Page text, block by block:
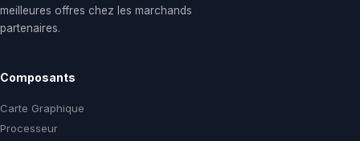
meilleures offres chez les marchands
partenaires.
Composants
Carte Graphique
Processeur